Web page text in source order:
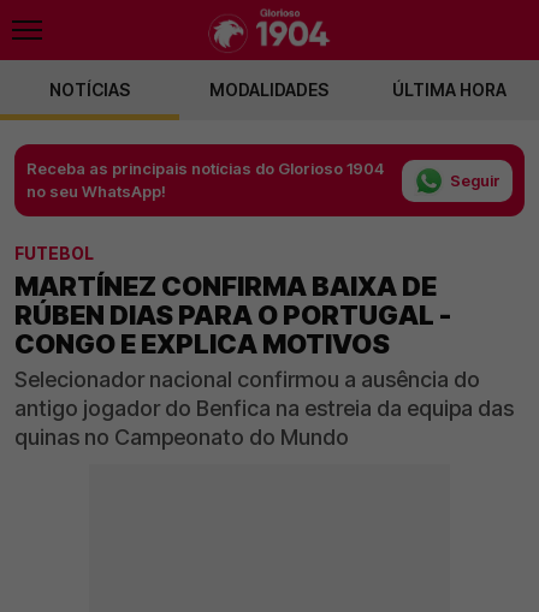
NOTÍCIAS MODALIDADES ÚLTIMA HORA
Receba as principais notícias do Glorioso 1904
no seu WhatsApp!
Seguir
FUTEBOL
MARTÍNEZ CONFIRMA BAIXA DE
RÚBEN DIAS PARA O PORTUGAL -
CONGO E EXPLICA MOTIVOS
Selecionador nacional confirmou a ausência do
antigo jogador do Benfica na estreia da equipa das
quinas no Campeonato do Mundo